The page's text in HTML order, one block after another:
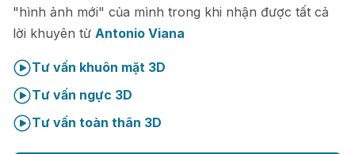
"hình ảnh mới" của mình trong khi nhận được tất cả
lời khuyên từ Antonio Viana
Tư vấn khuôn mặt 3D
Tư vấn ngực 3D
Tư vấn toàn thân 3D